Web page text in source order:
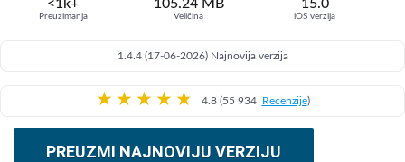
<1k+
Preuzimanja
105.24 MB
Veličina
15.0
iOS verzija
1.4.4 (17-06-2026) Najnovija verzija
★ ★ ★ ★ ★ 4.8 (55 934 Recenzije)
PREUZMI NAJNOVIJU VERZIJU